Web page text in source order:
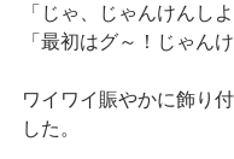
「じゃ、じゃんけんしよ
「最初はグ～！じゃん
ワイワイ賑やかに飾り
した。